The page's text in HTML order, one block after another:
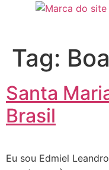
Tag:
Santa
Brasil
Eu sou Edmiel